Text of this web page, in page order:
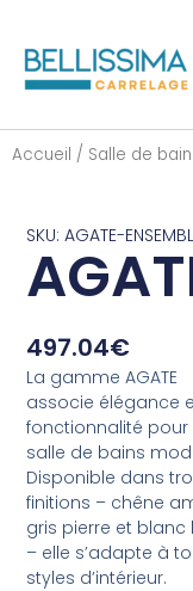
contenu
Accueil / Salle de bain
SKU: AGATE-
497.04€
La gamme AGATE
associe élégance
fonctionnalité pour
salle de bains
Disponible dans
finitions – chêne
gris pierre et blanc
– elle s’adapte à
styles d’intérieur.